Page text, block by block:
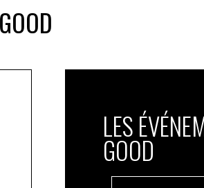
LES
GOOD